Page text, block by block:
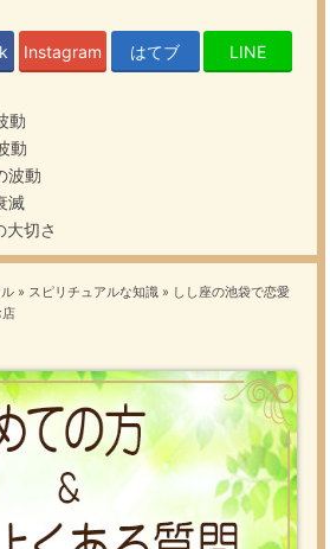
Instagram はてブ LINE
動
動
波動
滅
大切さ
» スピリチュアルな知識 » しし座の池袋で恋愛